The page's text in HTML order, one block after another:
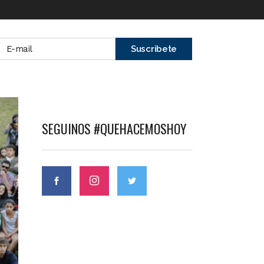
SEGUINOS #QUEHACEMOSHOY